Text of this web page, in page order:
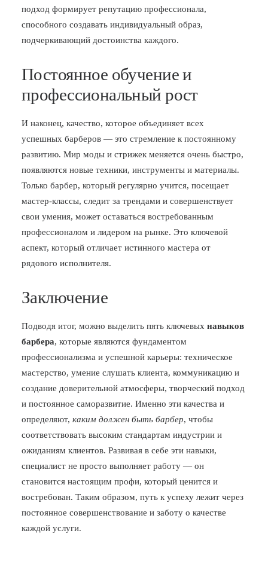
подход формирует репутацию профессионала,
способного создавать индивидуальный образ,
подчеркивающий достоинства каждого.
Постоянное обучение и
профессиональный рост
И наконец, качество, которое объединяет всех
успешных барберов — это стремление к постоянному
развитию. Мир моды и стрижек меняется очень быстро,
появляются новые техники, инструменты и материалы.
Только барбер, который регулярно учится, посещает
мастер-классы, следит за трендами и совершенствует
свои умения, может оставаться востребованным
профессионалом и лидером на рынке. Это ключевой
аспект, который отличает истинного мастера от
рядового исполнителя.
Заключение
Подводя итог, можно выделить пять ключевых навыков
барбера, которые являются фундаментом
профессионализма и успешной карьеры: техническое
мастерство, умение слушать клиента, коммуникацию и
создание доверительной атмосферы, творческий подход
и постоянное саморазвитие. Именно эти качества и
определяют, каким должен быть барбер, чтобы
соответствовать высоким стандартам индустрии и
ожиданиям клиентов. Развивая в себе эти навыки,
специалист не просто выполняет работу — он
становится настоящим профи, который ценится и
востребован. Таким образом, путь к успеху лежит через
постоянное совершенствование и заботу о качестве
каждой услуги.